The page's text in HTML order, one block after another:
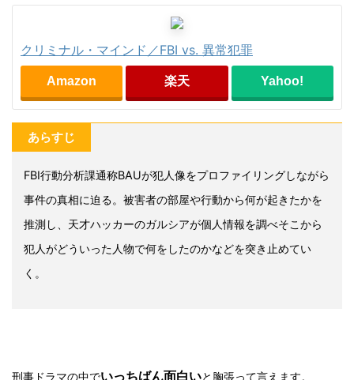
クリミナル・マインド／FBI vs. 異常犯罪
Amazon 楽天 Yahoo!
あらすじ
FBI行動分析課通称BAUが犯人像をプロファイリングしながら
事件の真相に迫る。被害者の部屋や行動から何が起きたかを
推測し、天才ハッカーのガルシアが個人情報を調べそこから
犯人がどういった人物で何をしたのかなどを突き止めてい
く。
刑事ドラマの中でいっちばん面白いと胸張って言えます。